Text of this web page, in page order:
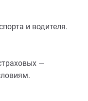
и водителя.
—